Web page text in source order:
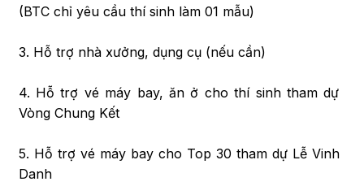
(BTC chỉ yêu cầu thí sinh làm 01 mẫu)
3. Hỗ trợ nhà xưởng, dụng cụ (nếu cần)
4. Hỗ trợ vé máy bay, ăn ở cho thí sinh tham dự
Vòng Chung Kết
5. Hỗ trợ vé máy bay cho Top 30 tham dự Lễ Vinh
Danh